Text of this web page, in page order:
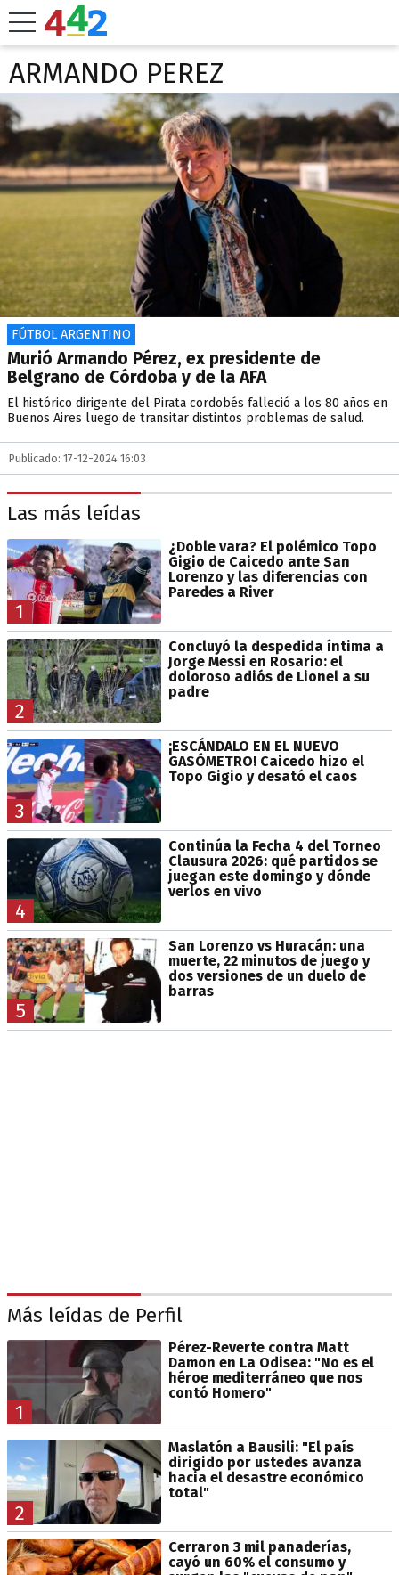
ARMANDO PEREZ
FÚTBOL ARGENTINO
Murió Armando Pérez, ex presidente de
Belgrano de Córdoba y de la AFA
El histórico dirigente del Pirata cordobés falleció a los 80 años en
Buenos Aires luego de transitar distintos problemas de salud.
Publicado: 17-12-2024 16:03
Las más leídas
1
¿Doble vara? El polémico Topo
Gigio de Caicedo ante San
Lorenzo y las diferencias con
Paredes a River
2
Concluyó la despedida íntima a
Jorge Messi en Rosario: el
doloroso adiós de Lionel a su
padre
3
¡ESCÁNDALO EN EL NUEVO
GASÓMETRO! Caicedo hizo el
Topo Gigio y desató el caos
4
Continúa la Fecha 4 del Torneo
Clausura 2026: qué partidos se
juegan este domingo y dónde
verlos en vivo
5
San Lorenzo vs Huracán: una
muerte, 22 minutos de juego y
dos versiones de un duelo de
barras
Más leídas de Perfil
1
Pérez-Reverte contra Matt
Damon en La Odisea: "No es el
héroe mediterráneo que nos
contó Homero"
2
Maslatón a Bausili: "El país
dirigido por ustedes avanza
hacia el desastre económico
total"
Cerraron 3 mil panaderías,
cayó un 60% el consumo y